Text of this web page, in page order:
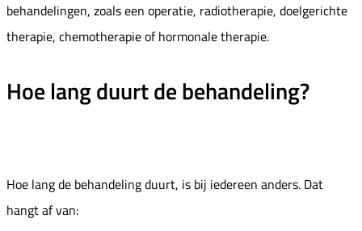
behandelingen, zoals een operatie, radiotherapie, doelgerichte
therapie, chemotherapie of hormonale therapie.
Hoe lang duurt de behandeling?
Hoe lang de behandeling duurt, is bij iedereen anders. Dat
hangt af van: